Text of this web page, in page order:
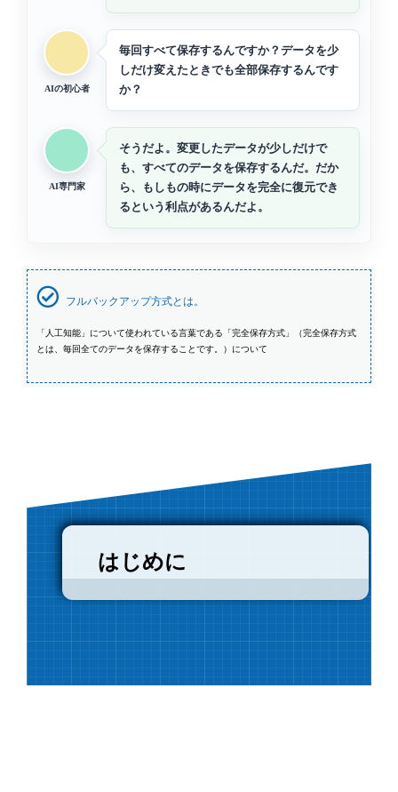
AIの初心者
毎回すべて保存するんですか？データを少
しだけ変えたときでも全部保存するんです
か？
AI専門家
そうだよ。変更したデータが少しだけで
も、すべてのデータを保存するんだ。だか
ら、もしもの時にデータを完全に復元でき
るという利点があるんだよ。
フルバックアップ方式とは。
「人工知能」について使われている言葉である「完全保存方式」（完全保存方式
とは、毎回全てのデータを保存することです。）について
はじめに